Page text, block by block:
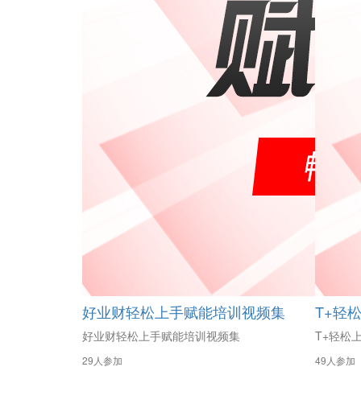
好业财轻松上手赋能培训视频集
好业财轻松上手赋能培训视频集
29人参加
T+轻
T+轻松
49人参加